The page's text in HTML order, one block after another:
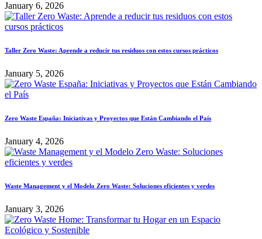
January 6, 2026
Taller Zero Waste: Aprende a reducir tus residuos con estos cursos prácticos
January 5, 2026
Zero Waste España: Iniciativas y Proyectos que Están Cambiando el País
January 4, 2026
Waste Management y el Modelo Zero Waste: Soluciones eficientes y verdes
January 3, 2026